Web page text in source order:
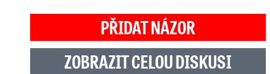
PŘIDAT NÁZOR
ZOBRAZIT CELOU DISKUSI